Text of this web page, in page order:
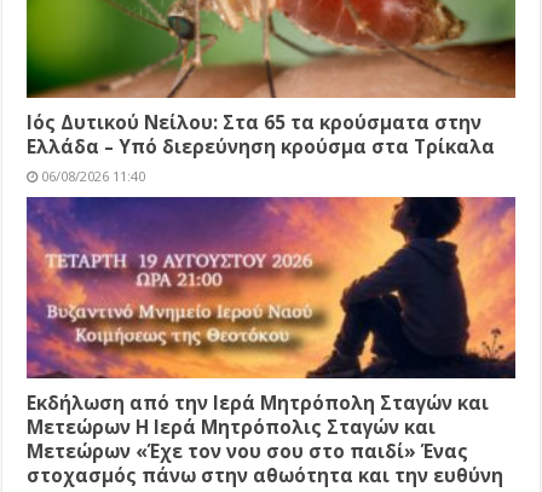
Ιός Δυτικού Νείλου: Στα 65 τα κρούσματα στην
Ελλάδα – Υπό διερεύνηση κρούσμα στα Τρίκαλα
06/08/2026 11:40
Εκδήλωση από την Ιερά Μητρόπολη Σταγών και
Μετεώρων Η Ιερά Μητρόπολις Σταγών και
Μετεώρων «Έχε τον νου σου στο παιδί» Ένας
στοχασμός πάνω στην αθωότητα και την ευθύνη